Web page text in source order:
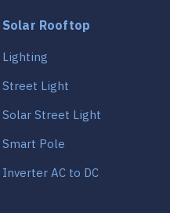
Solar Rooftop
Lighting
Street Light
Solar Street Light
Smart Pole
Inverter AC to DC